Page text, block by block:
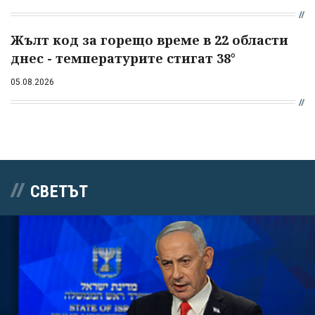
Жълт код за горещо време в 22 области
днес - температурите стигат 38°
05.08.2026
СВЕТЪТ